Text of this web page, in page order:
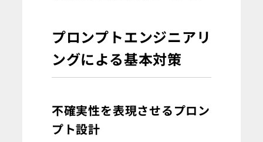
プロンプトエンジニアリ
ングによる基本対策
不確実性を表現させるプロン
プト設計